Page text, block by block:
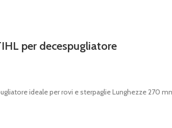
per decespugliatore
ideale per rovi e sterpaglie Lunghezze 270